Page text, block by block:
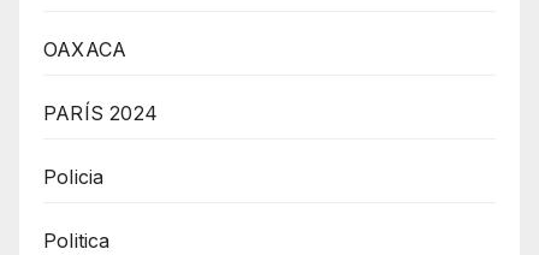
OAXACA
PARÍS 2024
Policia
Politica